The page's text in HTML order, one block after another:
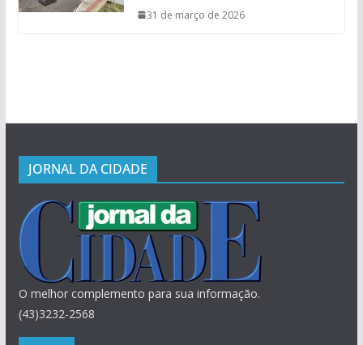
31 de março de 2026
JORNAL DA CIDADE
O melhor complemento para sua informação.
(43)3232-2568